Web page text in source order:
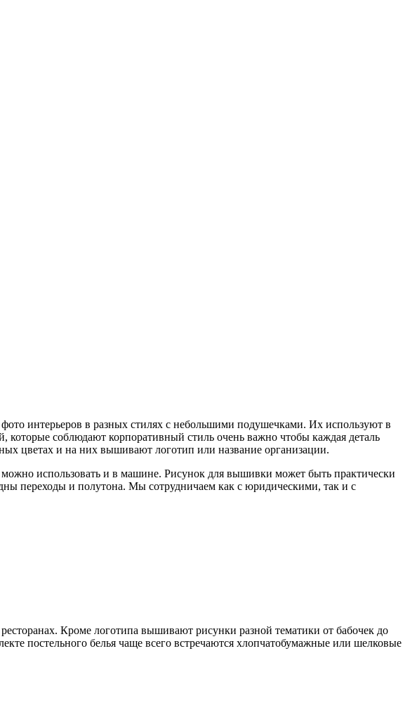
интерьеров в разных стилях с небольшими подушечками. Их используют в
которые соблюдают корпоративный стиль очень важно чтобы каждая деталь
цветах и на них вышивают логотип или название организации.
использовать и в машине. Рисунок для вышивки может быть практически
переходы и полутона. Мы сотрудничаем как с юридическими, так и с
Кроме логотипа вышивают рисунки разной тематики от бабочек до
постельного белья чаще всего встречаются хлопчатобумажные или шелковые